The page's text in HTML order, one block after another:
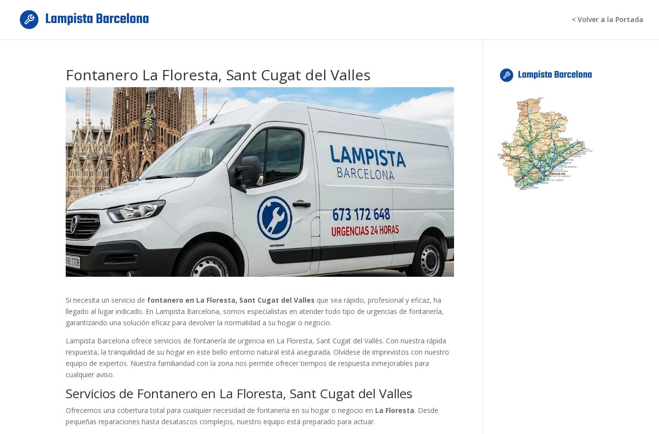
< Volver a la Portada
Fontanero La Floresta, Sant Cugat del Valles
Si necesita un servicio de fontanero en La Floresta, Sant Cugat del Valles que sea rápido, profesional y eficaz, ha
llegado al lugar indicado. En Lampista Barcelona, somos especialistas en atender todo tipo de urgencias de fontanería,
garantizando una solución eficaz para devolver la normalidad a su hogar o negocio.
Lampista Barcelona ofrece servicios de fontanería de urgencia en La Floresta, Sant Cugat del Vallès. Con nuestra rápida
respuesta, la tranquilidad de su hogar en este bello entorno natural está asegurada. Olvídese de imprevistos con nuestro
equipo de expertos. Nuestra familiaridad con la zona nos permite ofrecer tiempos de respuesta inmejorables para
cualquier aviso.
Servicios de Fontanero en La Floresta, Sant Cugat del Valles
Ofrecemos una cobertura total para cualquier necesidad de fontanería en su hogar o negocio en La Floresta. Desde
pequeñas reparaciones hasta desatascos complejos, nuestro equipo está preparado para actuar.